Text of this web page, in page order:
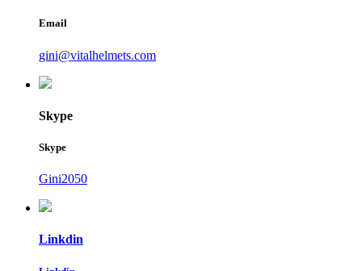
Email
gini@vitalhelmets.com
Skype
Skype
Gini2050
Linkdin